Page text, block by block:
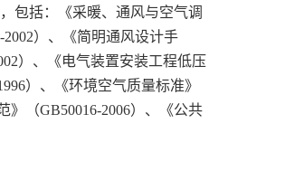
包括：《采暖、通风与空气调
）、《简明通风设计手
）、《电气装置安装工程低压
）、《环境空气质量标准》
》（GB50016-2006）、《公共